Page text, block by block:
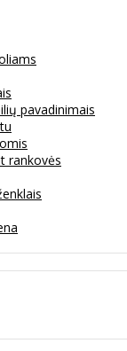
pavadinimais
rankovės